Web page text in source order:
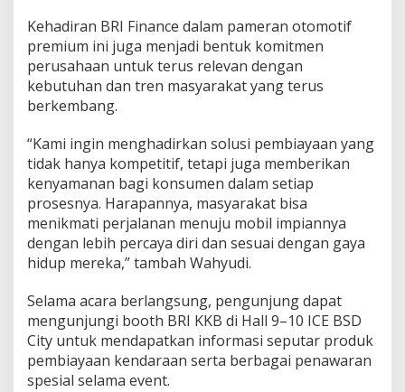
Kehadiran BRI Finance dalam pameran otomotif
premium ini juga menjadi bentuk komitmen
perusahaan untuk terus relevan dengan
kebutuhan dan tren masyarakat yang terus
berkembang.
“Kami ingin menghadirkan solusi pembiayaan yang
tidak hanya kompetitif, tetapi juga memberikan
kenyamanan bagi konsumen dalam setiap
prosesnya. Harapannya, masyarakat bisa
menikmati perjalanan menuju mobil impiannya
dengan lebih percaya diri dan sesuai dengan gaya
hidup mereka,” tambah Wahyudi.
Selama acara berlangsung, pengunjung dapat
mengunjungi booth BRI KKB di Hall 9–10 ICE BSD
City untuk mendapatkan informasi seputar produk
pembiayaan kendaraan serta berbagai penawaran
spesial selama event.